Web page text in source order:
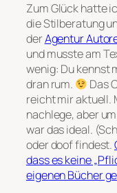
Zum Glück hatte
die Stilberatung
derAgentur
und musste am
wenig: Du kennst
dran rum.
Das
reicht mir aktuell.
nachlege, aber
war das ideal.
oder doof findest.
dass es keine
eigenen Bücher